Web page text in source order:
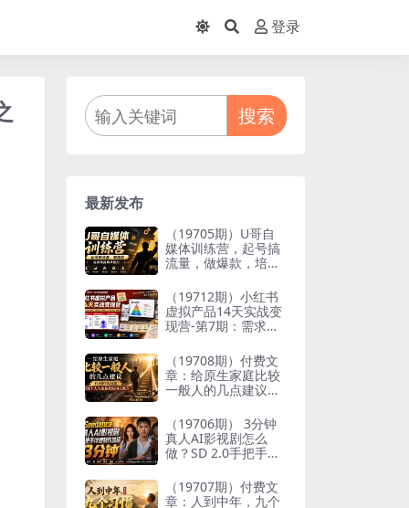
登录
搜索
最新发布
（19705期）U哥自
媒体训练营，起号搞
流量，做爆款，培养
（19712期）小红书
虚拟产品14天实战变
现营-第7期：需求挖
品矩阵×内容笔记×一
人公司进阶×全链路
（19708期）付费文
章：给原生家庭比较
一般人的几点建议，
个人与家族代际向上
跃升
（19706期） 3分钟
真人AI影视剧怎么
做？SD 2.0手把手完
eld 14天SD 2.0/2.5
无限生成
（19707期）付费文
章：人到中年，九个